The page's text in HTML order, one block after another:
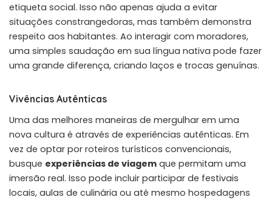
etiqueta social. Isso não apenas ajuda a evitar
situações constrangedoras, mas também demonstra
respeito aos habitantes. Ao interagir com moradores,
uma simples saudação em sua língua nativa pode fazer
uma grande diferença, criando laços e trocas genuínas.
Vivências Autênticas
Uma das melhores maneiras de mergulhar em uma
nova cultura é através de experiências autênticas. Em
vez de optar por roteiros turísticos convencionais,
busque experiências de viagem que permitam uma
imersão real. Isso pode incluir participar de festivais
locais, aulas de culinária ou até mesmo hospedagens